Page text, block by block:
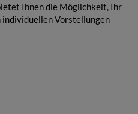
Ihnen die Möglichkeit, Ihr
individuellen Vorstellungen